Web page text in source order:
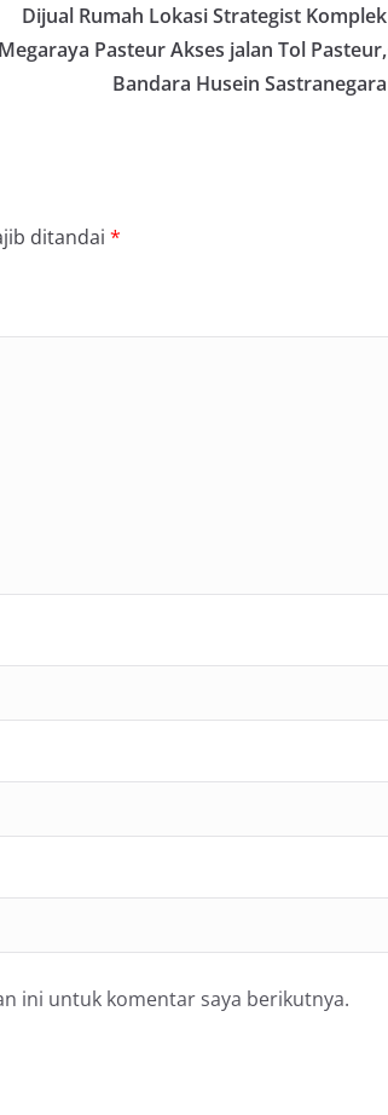
Dijual Rumah Lokasi Strategist Komplek
Megaraya Pasteur Akses jalan Tol Pasteur,
Bandara Husein Sastranegara
ditandai *
ini untuk komentar saya berikutnya.